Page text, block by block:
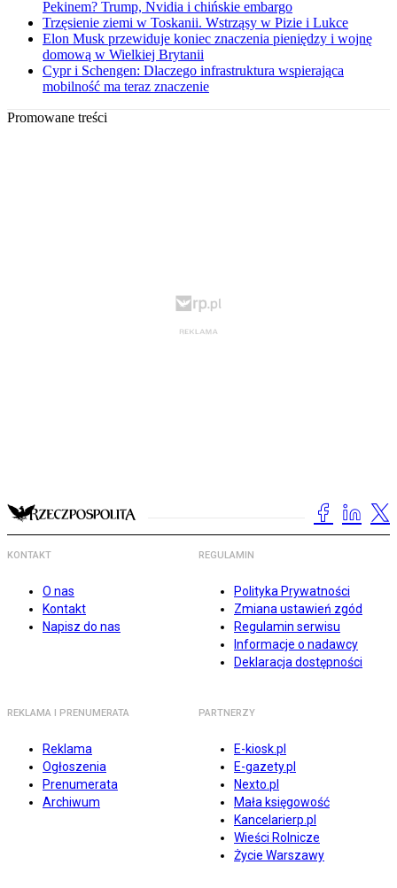
Pekinem? Trump, Nvidia i chińskie embargo
Trzęsienie ziemi w Toskanii. Wstrząsy w Pizie i Lukce
Elon Musk przewiduje koniec znaczenia pieniędzy i wojnę
domową w Wielkiej Brytanii
Cypr i Schengen: Dlaczego infrastruktura wspierająca
mobilność ma teraz znaczenie
Promowane treści
KONTAKT
O nas
Kontakt
Napisz do nas
REGULAMIN
Polityka Prywatności
Zmiana ustawień zgód
Regulamin serwisu
Informacje o nadawcy
Deklaracja dostępności
REKLAMA I PRENUMERATA
Reklama
Ogłoszenia
Prenumerata
Archiwum
PARTNERZY
E-kiosk.pl
E-gazety.pl
Nexto.pl
Mała księgowość
Kancelarierp.pl
Wieści Rolnicze
Życie Warszawy